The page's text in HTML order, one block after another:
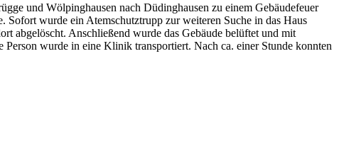
und Wölpinghausen nach Düdinghausen zu einem Gebäudefeuer
Sofort wurde ein Atemschutztrupp zur weiteren Suche in das Haus
abgelöscht. Anschließend wurde das Gebäude belüftet und mit
wurde in eine Klinik transportiert. Nach ca. einer Stunde konnten